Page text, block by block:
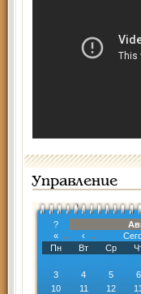
Управление
?
«
‹
Пн
Вт Ср
3
4 5 6
10
11 12